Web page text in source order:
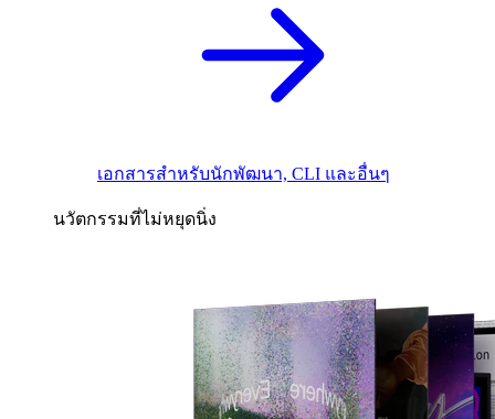
เอกสารสำหรับนักพัฒนา, CLI และอื่นๆ
นวัตกรรมที่ไม่หยุดนิ่ง